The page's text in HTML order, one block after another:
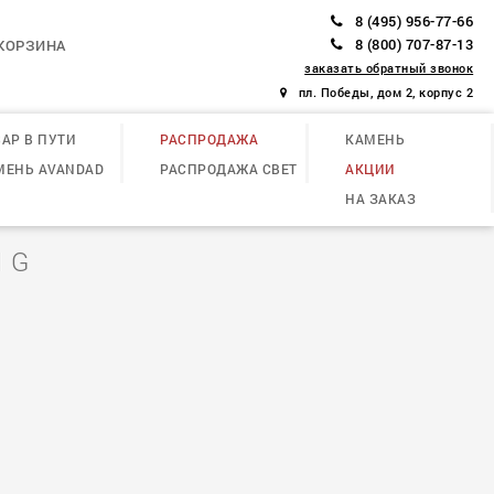
8 (495) 956-77-66
8 (800) 707-87-13
заказать обратный звонок
пл. Победы, дом 2, корпус 2
В ПУТИ
AVANDAD
РАСПРОДАЖА
РАСПРОДАЖА СВЕТ
КАМЕНЬ
АКЦИИ
НА ЗАКАЗ